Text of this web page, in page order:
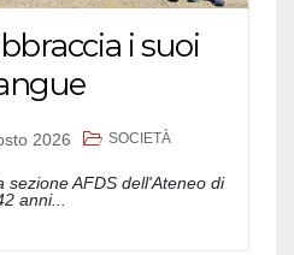
i suoi
2026 SOCIETÀ
sezione AFDS dell'Ateneo di
anni...